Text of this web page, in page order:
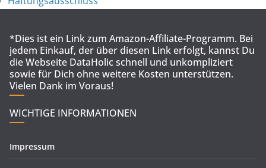
*Dies ist ein Link zum Amazon-Affiliate-Programm. Bei
jedem Einkauf, der über diesen Link erfolgt, kannst Du
die Webseite DataHolic schnell und unkompliziert
sowie für Dich ohne weitere Kosten unterstützen.
Vielen Dank im Voraus!
WICHTIGE INFORMATIONEN
Impressum